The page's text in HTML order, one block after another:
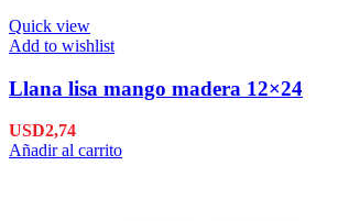
Quick view
Add to wishlist
Llana lisa mango madera 12×24
USD2,74
Añadir al carrito